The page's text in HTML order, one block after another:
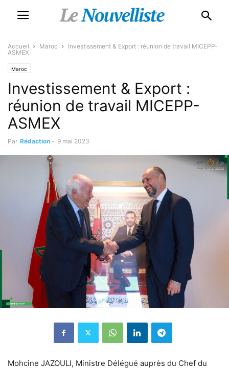
Accueil Maroc
Investissement & Export : réunion de travail MICEPP-
ASMEX
Maroc
Investissement & Export :
réunion de travail MICEPP-
ASMEX
Par Rédaction - 9 mai 2023
Mohcine JAZOULI, Ministre Délégué auprès du Chef du